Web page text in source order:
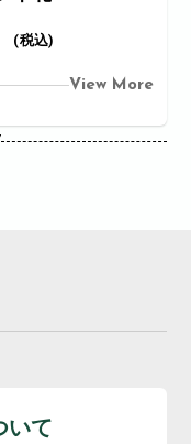
(税込)
View More
いて